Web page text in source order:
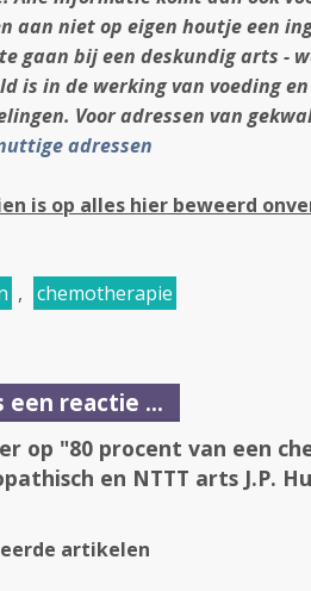
aan niet op eigen houtje een
gaan bij een deskundig arts -
is in de werking van voeding
Voor adressen van
adressen
is op alles hier beweerd
, chemotherapie
een reactie ...
op "80 procent van een
en NTTT arts J.P.
artikelen